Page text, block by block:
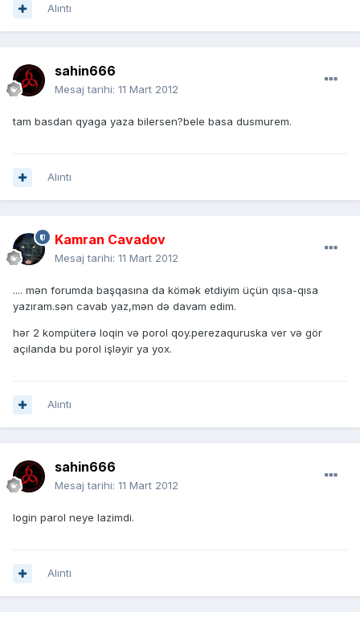
Alıntı
sahin666
Mesaj tarihi: 11 Mart 2012
tam basdan qyaga yaza bilersen?bele basa dusmurem.
Alıntı
Kamran Cavadov
Mesaj tarihi: 11 Mart 2012
.... mən forumda başqasına da kömək etdiyim üçün qısa-qısa
yazıram.sən cavab yaz,mən də davam edim.
hər 2 kompüterə loqin və porol qoy.perezaquruska ver və gör
açılanda bu porol işləyir ya yox.
Alıntı
sahin666
Mesaj tarihi: 11 Mart 2012
login parol neye lazimdi.
Alıntı